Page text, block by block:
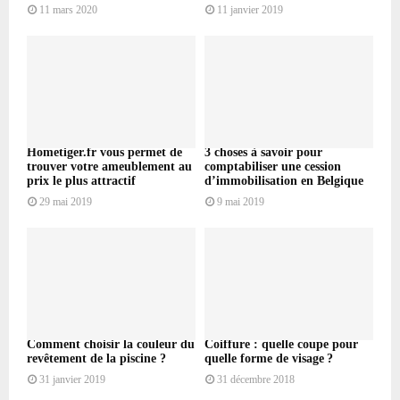
11 mars 2020 11 janvier 2019
Hometiger.fr vous permet de
trouver votre ameublement au
prix le plus attractif
29 mai 2019
3 choses à savoir pour
comptabiliser une cession
d’immobilisation en Belgique
9 mai 2019
Comment choisir la couleur du
revêtement de la piscine ?
31 janvier 2019
Coiffure : quelle coupe pour
quelle forme de visage ?
31 décembre 2018